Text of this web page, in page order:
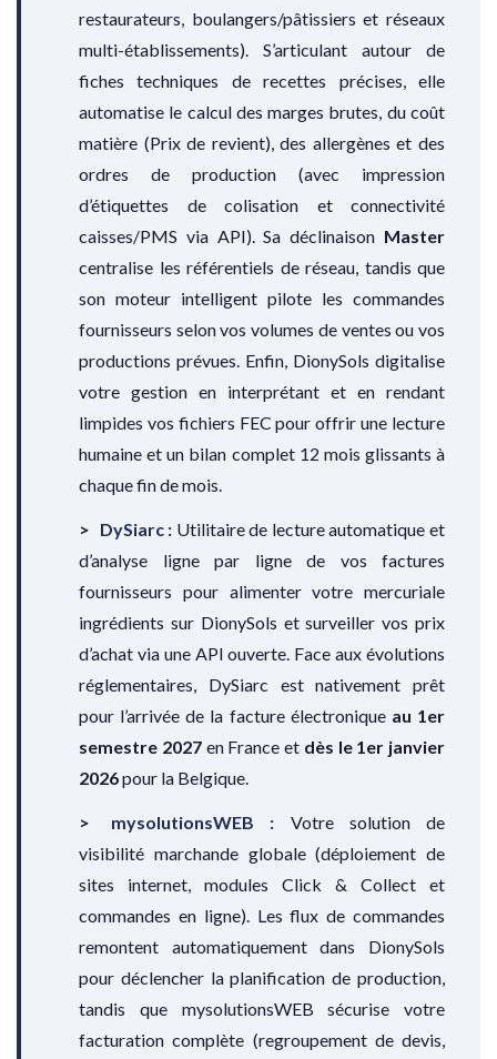
restaurateurs, boulangers/pâtissiers et réseaux
multi-établissements). S’articulant autour de
fiches techniques de recettes précises, elle
automatise le calcul des marges brutes, du coût
matière (Prix de revient), des allergènes et des
ordres de production (avec impression
d’étiquettes de colisation et connectivité
caisses/PMS via API). Sa déclinaison Master
centralise les référentiels de réseau, tandis que
son moteur intelligent pilote les commandes
fournisseurs selon vos volumes de ventes ou vos
productions prévues. Enfin, DionySols digitalise
votre gestion en interprétant et en rendant
limpides vos fichiers FEC pour offrir une lecture
humaine et un bilan complet 12 mois glissants à
chaque fin de mois.
DySiarc : Utilitaire de lecture automatique et
d’analyse ligne par ligne de vos factures
fournisseurs pour alimenter votre mercuriale
ingrédients sur DionySols et surveiller vos prix
d’achat via une API ouverte. Face aux évolutions
réglementaires, DySiarc est nativement prêt
pour l’arrivée de la facture électronique au 1er
semestre 2027en France et dès le 1er janvier
2026pour la Belgique.
mysolutionsWEB : Votre solution de
visibilité marchande globale (déploiement de
sites internet, modules Click & Collect et
commandes en ligne). Les flux de commandes
remontent automatiquement dans DionySols
pour déclencher la planification de production,
tandis que mysolutionsWEB sécurise votre
facturation complète (regroupement de devis,